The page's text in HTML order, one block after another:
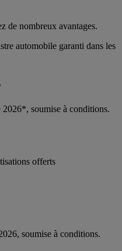
de nombreux avantages.
automobile garanti dans les
soumise à conditions.
offerts
soumise à conditions.